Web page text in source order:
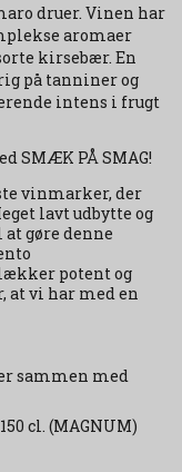
druer. Vinen har
aromaer
kirsebær. En
på tanniner og
intens i frugt
SMÆK PÅ SMAG!
vinmarker, der
lavt udbytte og
gøre denne
potent og
at vi har med en
sammen med
cl. (MAGNUM)